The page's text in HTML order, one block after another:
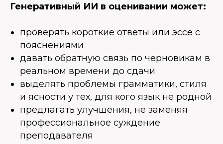
Генеративный ИИ в оценивании может:
проверять короткие ответы или эссе с
пояснениями
давать обратную связь по черновикам в
реальном времени до сдачи
выделять проблемы грамматики, стиля
и ясности у тех, для кого язык не родной
предлагать улучшения, не заменяя
профессиональное суждение
преподавателя